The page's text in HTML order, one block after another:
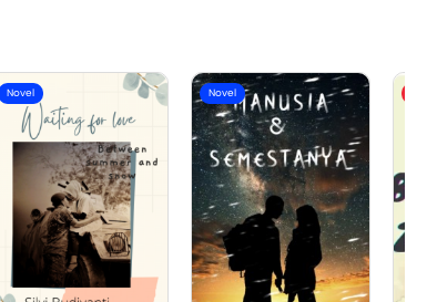
Novel Novel